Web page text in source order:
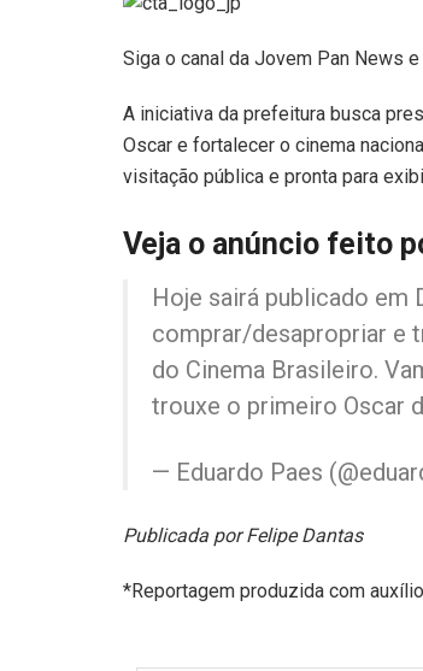
Siga o canal da Jovem Pan News
A iniciativa da prefeitura busca
Oscar e fortalecer o cinema
visitação pública e pronta para
Veja o anúncio feito
Hoje sairá publicado em
comprar/desapropriar e
do Cinema Brasileiro.
trouxe o primeiro Oscar
— Eduardo Paes
Publicada por Felipe Dantas
*Reportagem produzida com